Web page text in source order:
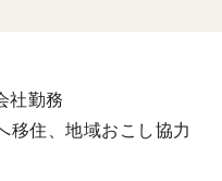
社勤務
住、地域おこし協力